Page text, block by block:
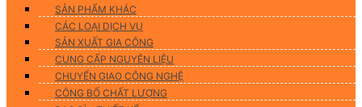
SẢN PHẨM KHÁC
CÁC LOẠI DỊCH VỤ
SẢN XUẤT GIA CÔNG
CUNG CẤP NGUYÊN LIỆU
CHUYỂN GIAO CÔNG NGHỆ
CÔNG BỐ CHẤT LƯỢNG